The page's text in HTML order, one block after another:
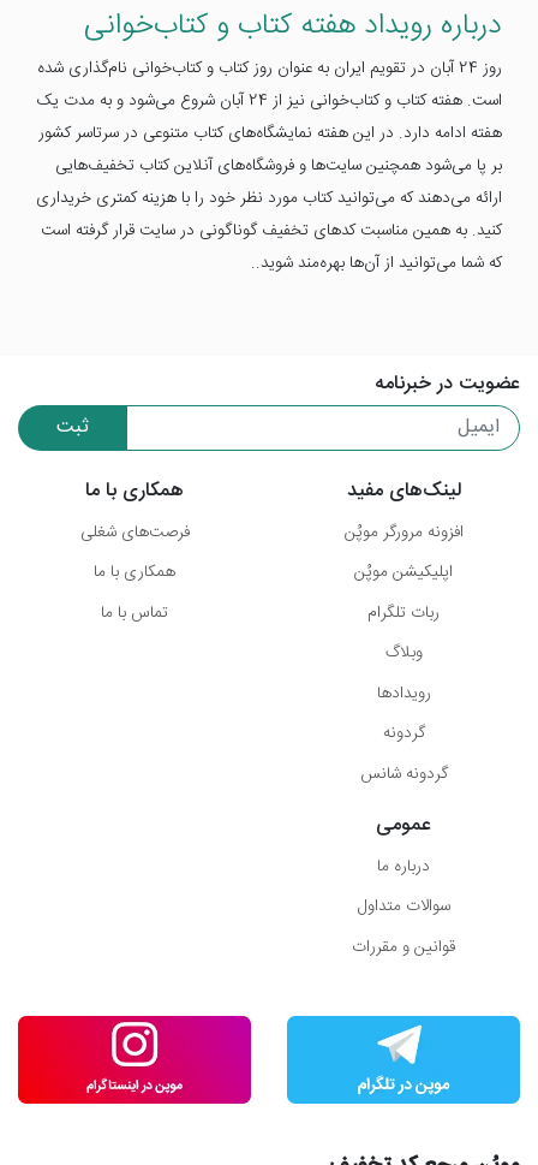
درباره رویداد هفته کتاب و کتاب‌خوانی
روز 24 آبان در تقویم ایران به عنوان روز کتاب و کتاب‌خوانی نام‌گذاری شده
است. هفته کتاب و کتاب‌خوانی نیز از 24 آبان شروع می‌شود و به مدت یک
هفته ادامه دارد. در این هفته نمایشگاه‌های کتاب متنوعی در سرتاسر کشور
بر پا می‌شود همچنین سایت‌ها و فروشگاه‌های آنلاین کتاب تخفیف‌هایی
ارائه می‌دهند که می‌توانید کتاب مورد نظر خود را با هزینه کمتری خریداری
کنید. به همین مناسبت کدهای تخفیف گوناگونی در سایت قرار گرفته است
که شما می‌توانید از آن‌ها بهره‌مند شوید..
عضویت در خبرنامه
ثبت
لینک‌های مفید
افزونه مرورگر موپُن
اپلیکیشن موپُن
ربات تلگرام
وبلاگ
رویدادها
گردونه
گردونه شانس
همکاری با ما
فرصت‌های شغلی
همکاری با ما
تماس با ما
عمومی
درباره ما
سوالات متداول
قوانین و مقررات